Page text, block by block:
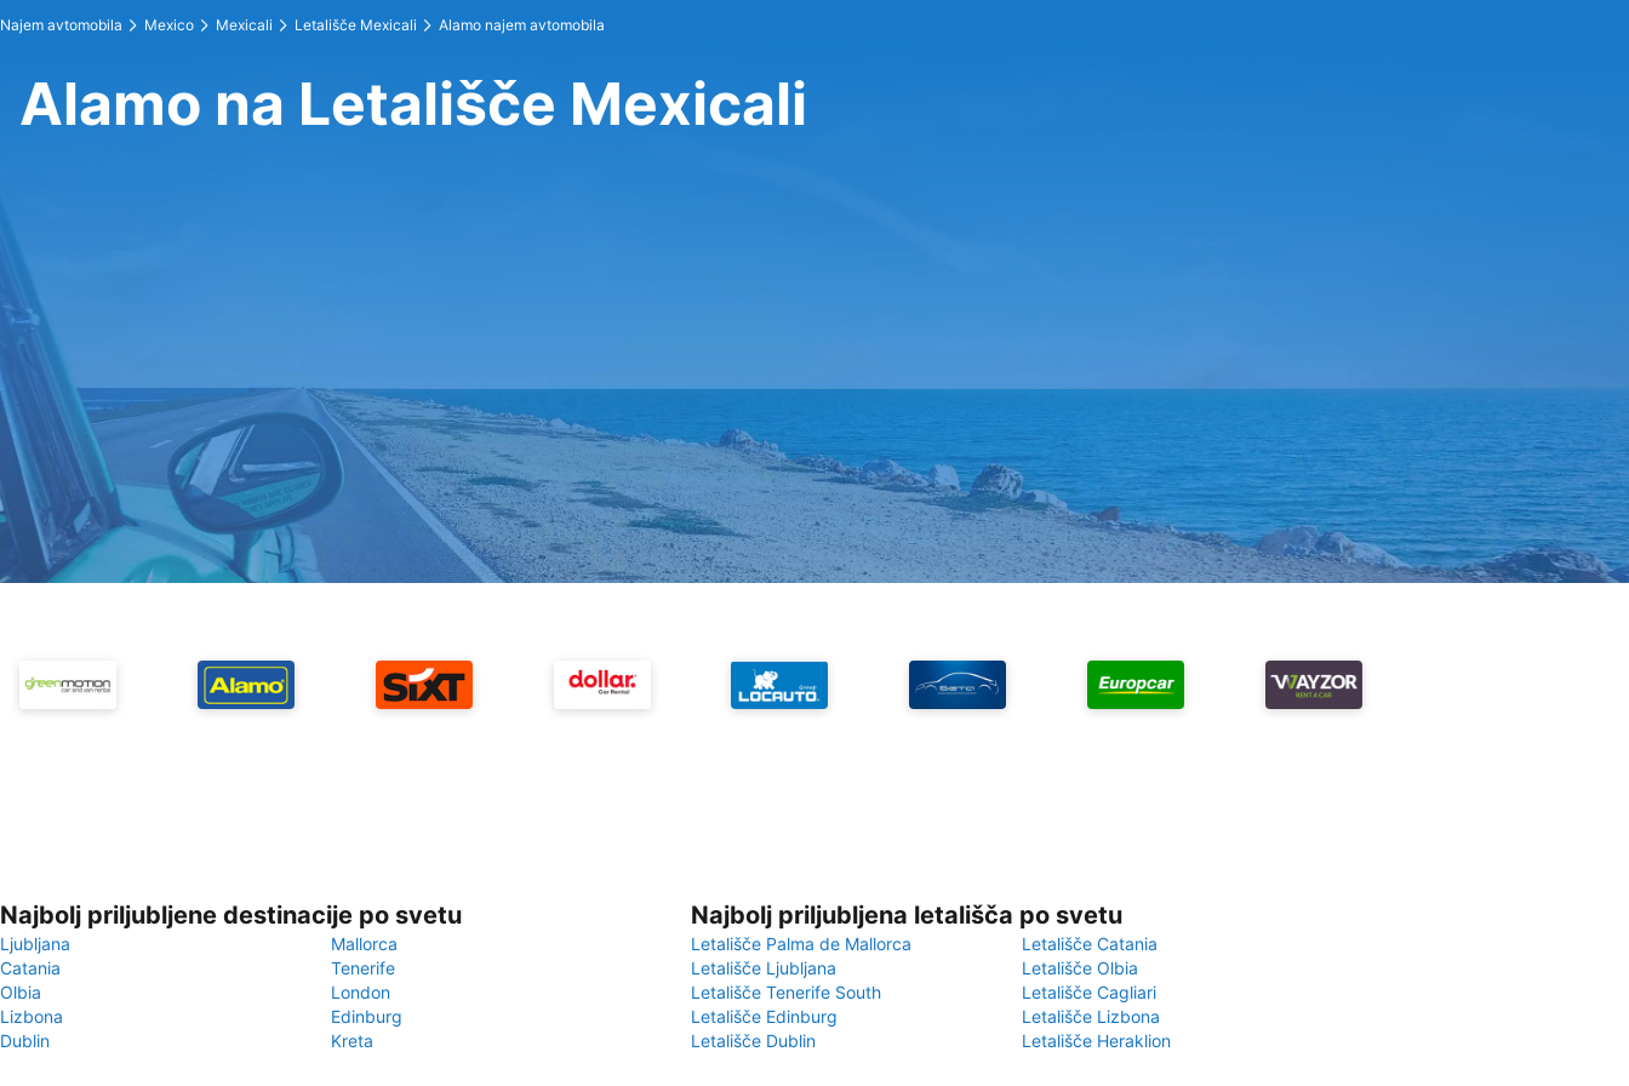
Najem avtomobila Mexico Mexicali Letališče Mexicali Alamo najem avtomobila
Alamo na Letališče Mexicali
Najbolj priljubljene destinacije po svetu
Ljubljana
Mallorca
Catania
Tenerife
Olbia
London
Lizbona
Edinburg
Dublin
Kreta
Najbolj priljubljena letališča po svetu
Letališče Palma de Mallorca
Letališče Catania
Letališče Ljubljana
Letališče Olbia
Letališče Tenerife South
Letališče Cagliari
Letališče Edinburg
Letališče Lizbona
Letališče Dublin
Letališče Heraklion